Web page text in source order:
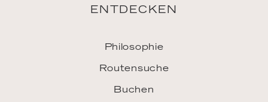
ENTDECKEN
Philosophie
Routensuche
Buchen